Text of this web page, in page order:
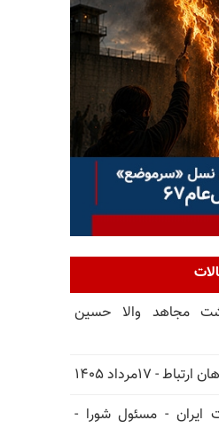
مجاهد والا حسین
- ۱۷مرداد ۱۴۰۵
ایران - مسئول شورا -